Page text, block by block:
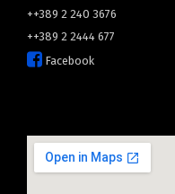
++389 2 240 3676
++389 2 2444 677
Facebook